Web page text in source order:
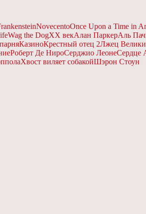
NovecentoOnce Upon a Time in
Wag the DogXX вeкАлан ПаркерАль
КазиноКрестный отец 2Лжец
Роберт Де НироСерджио ЛеонеСердце
Хвост виляет собакойШэрон Стоун